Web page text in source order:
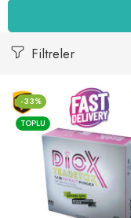
Filtreler
-33%
TOPLU